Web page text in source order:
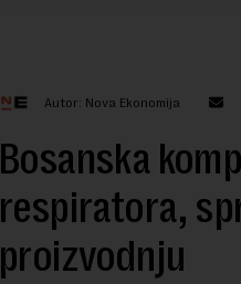
Autor: Nova Ekonomija
Bosanska
respiratora,
proizvodnju